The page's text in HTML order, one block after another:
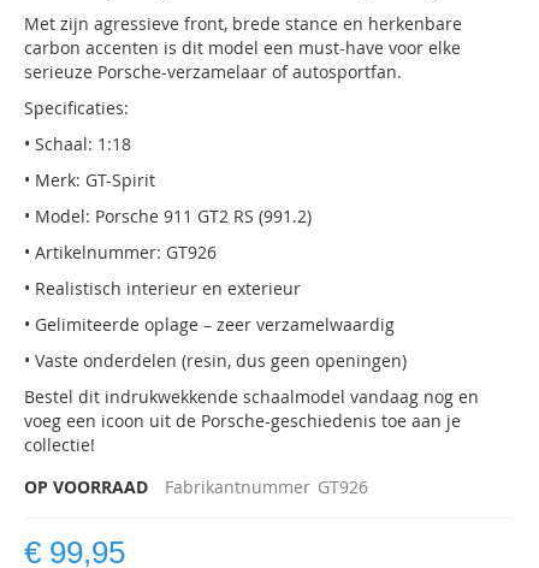
Met zijn agressieve front, brede stance en herkenbare
carbon accenten is dit model een must-have voor elke
serieuze Porsche-verzamelaar of autosportfan.
Specificaties:
• Schaal: 1:18
• Merk: GT-Spirit
• Model: Porsche 911 GT2 RS (991.2)
• Artikelnummer: GT926
• Realistisch interieur en exterieur
• Gelimiteerde oplage – zeer verzamelwaardig
• Vaste onderdelen (resin, dus geen openingen)
Bestel dit indrukwekkende schaalmodel vandaag nog en
voeg een icoon uit de Porsche-geschiedenis toe aan je
collectie!
OP VOORRAAD
Fabrikantnummer GT926
€ 99,95